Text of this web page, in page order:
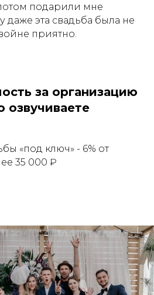
подарили мне
даже эта свадьба была не
приятно.
за организацию
озвучиваете
«под ключ» - 6% от
35 000 ₽